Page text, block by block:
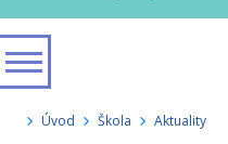
Úvod Škola Aktuality